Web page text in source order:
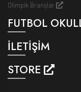
Olimpik Branşlar
FUTBOL
İLETİŞİM
STORE